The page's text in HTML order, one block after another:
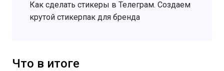
Как сделать стикеры в Телеграм. Создаем
крутой стикерпак для бренда
Что в итоге